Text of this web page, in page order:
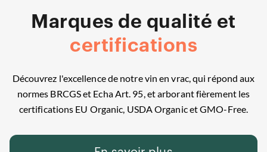
Marques de qualité et
certifications
Découvrez l'excellence de notre vin en vrac, qui répond aux
normes BRCGS et Echa Art. 95, et arborant fièrement les
certifications EU Organic, USDA Organic et GMO-Free.